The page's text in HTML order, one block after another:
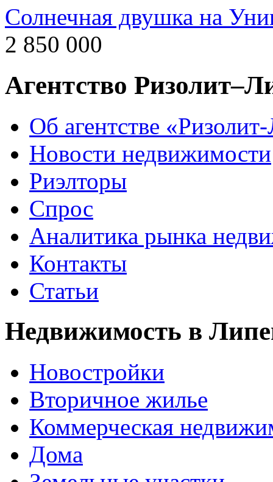
Солнечная двушка на
2 850 000
Агентство
Об агентстве
Новости недвижимости
Риэлторы
Спрос
Аналитика рынка
Контакты
Статьи
Недвижимость в
Новостройки
Вторичное жилье
Коммерческая
Дома